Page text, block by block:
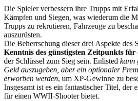
Die Spieler verbessern ihre Trupps mit
Kämpfen und Siegen, was wiederum die
Trupps zu rekrutieren, Fahrzeuge zu
auszurüsten.
Die Beherrschung dieser drei Aspekte des
Kenntnis des günstigsten Zeitpunkts für
der Schlüssel zum Sieg sein. Enlisted kann
Geld auszugeben, aber ein optionaler
erworben werden, um XP-Gewinne zu
Insgesamt ist es ein fantastischer Titel, der
für einen WWII-Shooter bietet.